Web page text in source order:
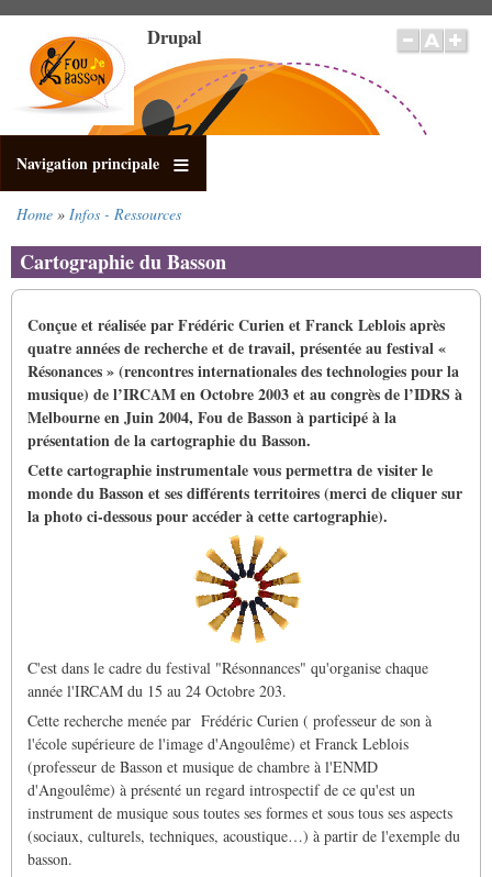
contenuto
principale
Drupal
Navigation principale
di
pane
Home Infos - Ressources
Cartographie du Basson
Conçue et réalisée par Frédéric Curien et Franck Leblois après
quatre années de recherche et de travail, présentée au festival «
Résonances » (rencontres internationales des technologies pour la
musique) de l’IRCAM en Octobre 2003 et au congrès de l’IDRS à
Melbourne en Juin 2004, Fou de Basson à participé à la
présentation de la cartographie du Basson.
Cette cartographie instrumentale vous permettra de visiter le
monde du Basson et ses différents territoires (merci de cliquer sur
la photo ci-dessous pour accéder à cette cartographie).
C'est dans le cadre du festival "Résonnances" qu'organise chaque
année l'IRCAM du 15 au 24 Octobre 203.
Cette recherche menée par Frédéric Curien ( professeur de son à
l'école supérieure de l'image d'Angoulême) et Franck Leblois
(professeur de Basson et musique de chambre à l'ENMD
d'Angoulême) à présenté un regard introspectif de ce qu'est un
instrument de musique sous toutes ses formes et sous tous ses aspects
(sociaux, culturels, techniques, acoustique…) à partir de l'exemple du
basson.